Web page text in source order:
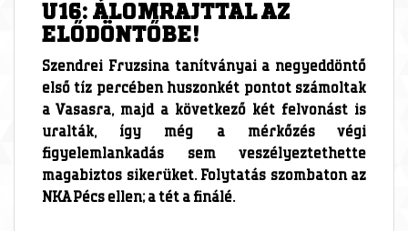
U16: ÁLOMRAJTTAL AZ
ELŐDÖNTŐBE!
Szendrei Fruzsina tanítványai a negyeddöntő
első tíz percében huszonkét pontot számoltak
a Vasasra, majd a következő két felvonást is
uralták, így még a mérkőzés végi
figyelemlankadás sem veszélyeztethette
magabiztos sikerüket. Folytatás szombaton az
NKA Pécs ellen; a tét a finálé.